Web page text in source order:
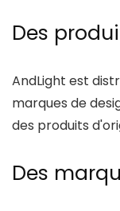
Des
AndLight est
marques de
des produits
Des